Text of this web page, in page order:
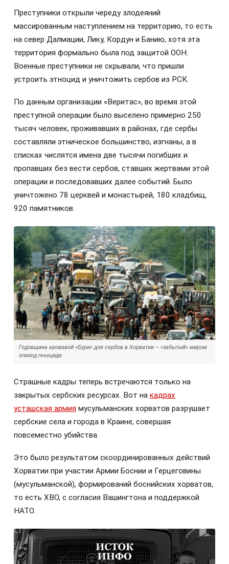
Преступники открыли череду злодеяний
массированным наступлением на территорию, то есть
на север Далмации, Лику, Кордун и Банию, хотя эта
территория формально была под защитой ООН.
Военные преступники не скрывали, что пришли
устроить этноцид и уничтожить сербов из РСК.
По данным организации «Веритас», во время этой
преступной операции было выселено примерно 250
тысяч человек, проживавших в районах, где сербы
составляли этническое большинство, изгнаны, а в
списках числятся имена две тысячи погибших и
пропавших без вести сербов, ставших жертвами этой
операции и последовавших далее событий. Было
уничтожено 78 церквей и монастырей, 180 кладбищ,
920 памятников.
Годовщина кровавой «Бури» для сербов в Хорватии – «забытый» миром
эпизод геноцида
Страшные кадры теперь встречаются только на
закрытых сербских ресурсах. Вот на кадрах
усташская армия мусульманских хорватов разрушает
сербские села и города в Краине, совершая
повсеместно убийства.
Это было результатом скоординированных действий
Хорватии при участии Армии Боснии и Герцеговины
(мусульманской), формирований боснийских хорватов,
то есть ХВО, с согласия Вашингтона и поддержкой
НАТО.